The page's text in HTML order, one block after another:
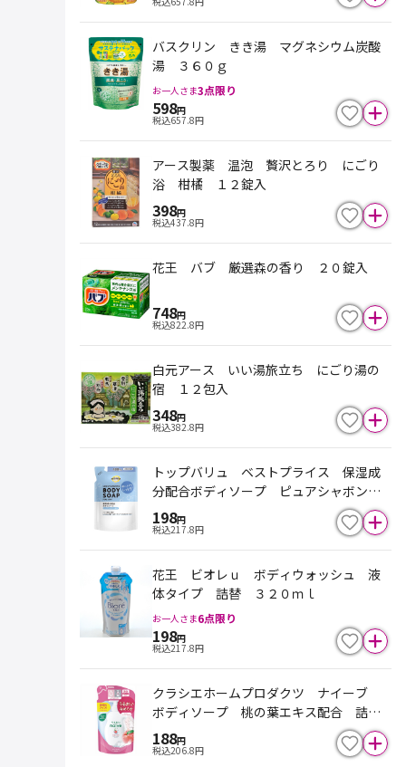
バスクリン きき湯 マグネシウム炭酸
湯 ３６０ｇ
お一人さま3点限り
598円
税込657.8円
アース製薬 温泡 贅沢とろり にごり
浴 柑橘 １２錠入
398円
税込437.8円
花王 バブ 厳選森の香り ２０錠入
748円
税込822.8円
白元アース いい湯旅立ち にごり湯の
宿 １２包入
348円
税込382.8円
トップバリュ ベストプライス 保湿成
分配合ボディソープ ピュアシャボンの
香り 詰替 ４００ｍｌ
198円
税込217.8円
花王 ビオレｕ ボディウォッシュ 液
体タイプ 詰替 ３２０ｍｌ
お一人さま6点限り
198円
税込217.8円
クラシエホームプロダクツ ナイーブ
ボディソープ 桃の葉エキス配合 詰
替 ３６０ｍｌ
188円
税込206.8円